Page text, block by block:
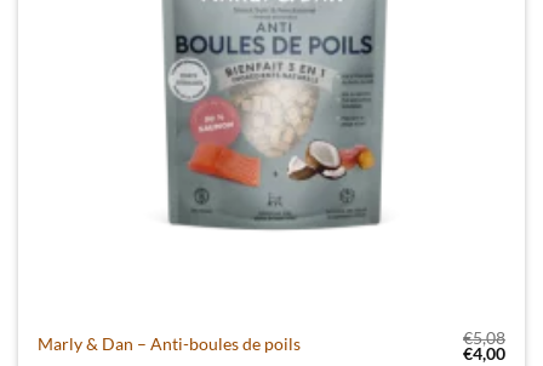
Marly & Dan – Anti-boules de poils €5,08
Le prix
€4,00Le